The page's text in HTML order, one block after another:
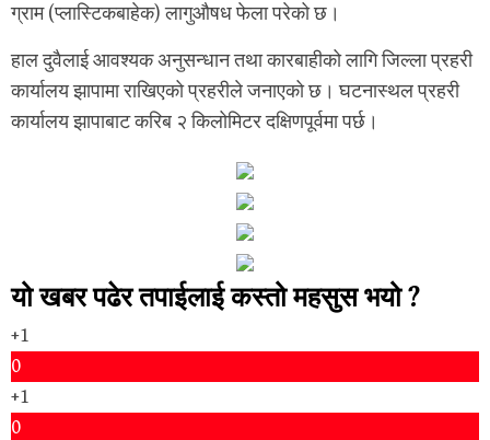
ग्राम (प्लास्टिकबाहेक) लागुऔषध फेला परेको छ।
हाल दुवैलाई आवश्यक अनुसन्धान तथा कारबाहीको लागि जिल्ला प्रहरी
कार्यालय झापामा राखिएको प्रहरीले जनाएको छ। घटनास्थल प्रहरी
कार्यालय झापाबाट करिब २ किलोमिटर दक्षिणपूर्वमा पर्छ।
यो खबर पढेर तपाईलाई कस्तो महसुस भयो ?
+1
0
+1
0